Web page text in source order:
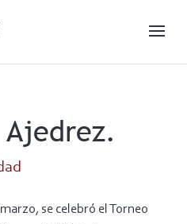
se celebró el Torneo